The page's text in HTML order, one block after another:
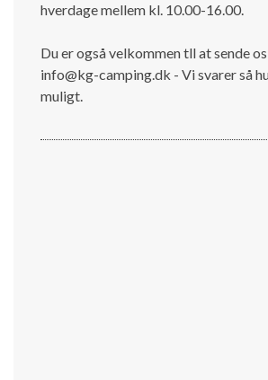
hverdage mellem kl. 10.00-16.00.
Du er også velkommen tll at sende
info@kg-camping.dk - Vi svarer så
muligt.